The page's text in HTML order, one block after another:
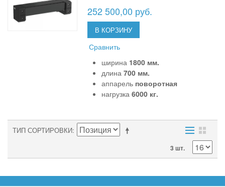
252 500,00 руб.
В КОРЗИНУ
Сравнить
ширина 1800 мм.
длина700 мм.
аппарель поворотная
нагрузка6000 кг.
ТИП СОРТИРОВКИ
3 шт.